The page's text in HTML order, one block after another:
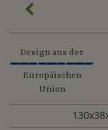
Design aus der
Europäischen
Union